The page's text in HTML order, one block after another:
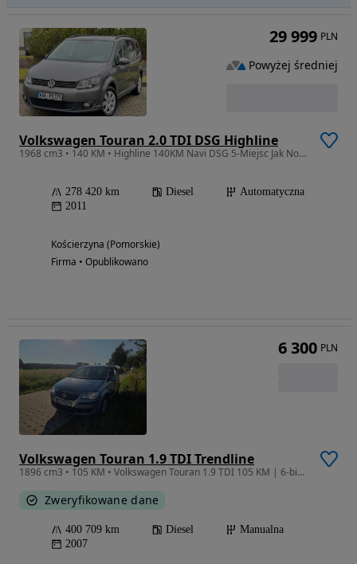
Volkswagen Touran 2.0 TDI DSG Highline
1968 cm3 • 140 KM • Highline 140KM Navi DSG 5-Miejsc Jak Nowy !!!
278 420 km Diesel
Automatyczna
2011
Kościerzyna (Pomorskie)
Firma • Opublikowano
29 999 PLN
Powyżej średniej
Volkswagen Touran 1.9 TDI Trendline
1896 cm3 • 105 KM • Volkswagen Touran 1.9 TDI 105 KM | 6-biegowa skrzynia | Hak | 7 miejsc
Zweryfikowane dane
400 709 km Diesel
Manualna
2007
6 300 PLN